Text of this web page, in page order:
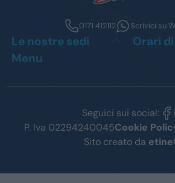
0171 412112 Scrivici su
Le nostre sedi
Orari
Menu
Seguici sui social:
P. Iva 02294240045Cookie
Sito creato da